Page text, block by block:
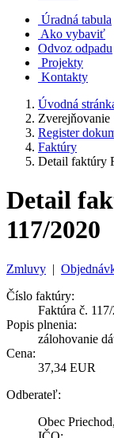
Úradná tabula
Ako vybaviť
Odvoz odpadu
Projekty
Kontakty
Úvodná
Zverejňovanie
Register
Faktúry
Detail faktúry
Detail
117/2020
Zmluvy |
Číslo faktúry:
Faktúra č.
Popis plnenia:
zálohovanie
Cena:
37,34 EUR
Odberateľ:
Obec